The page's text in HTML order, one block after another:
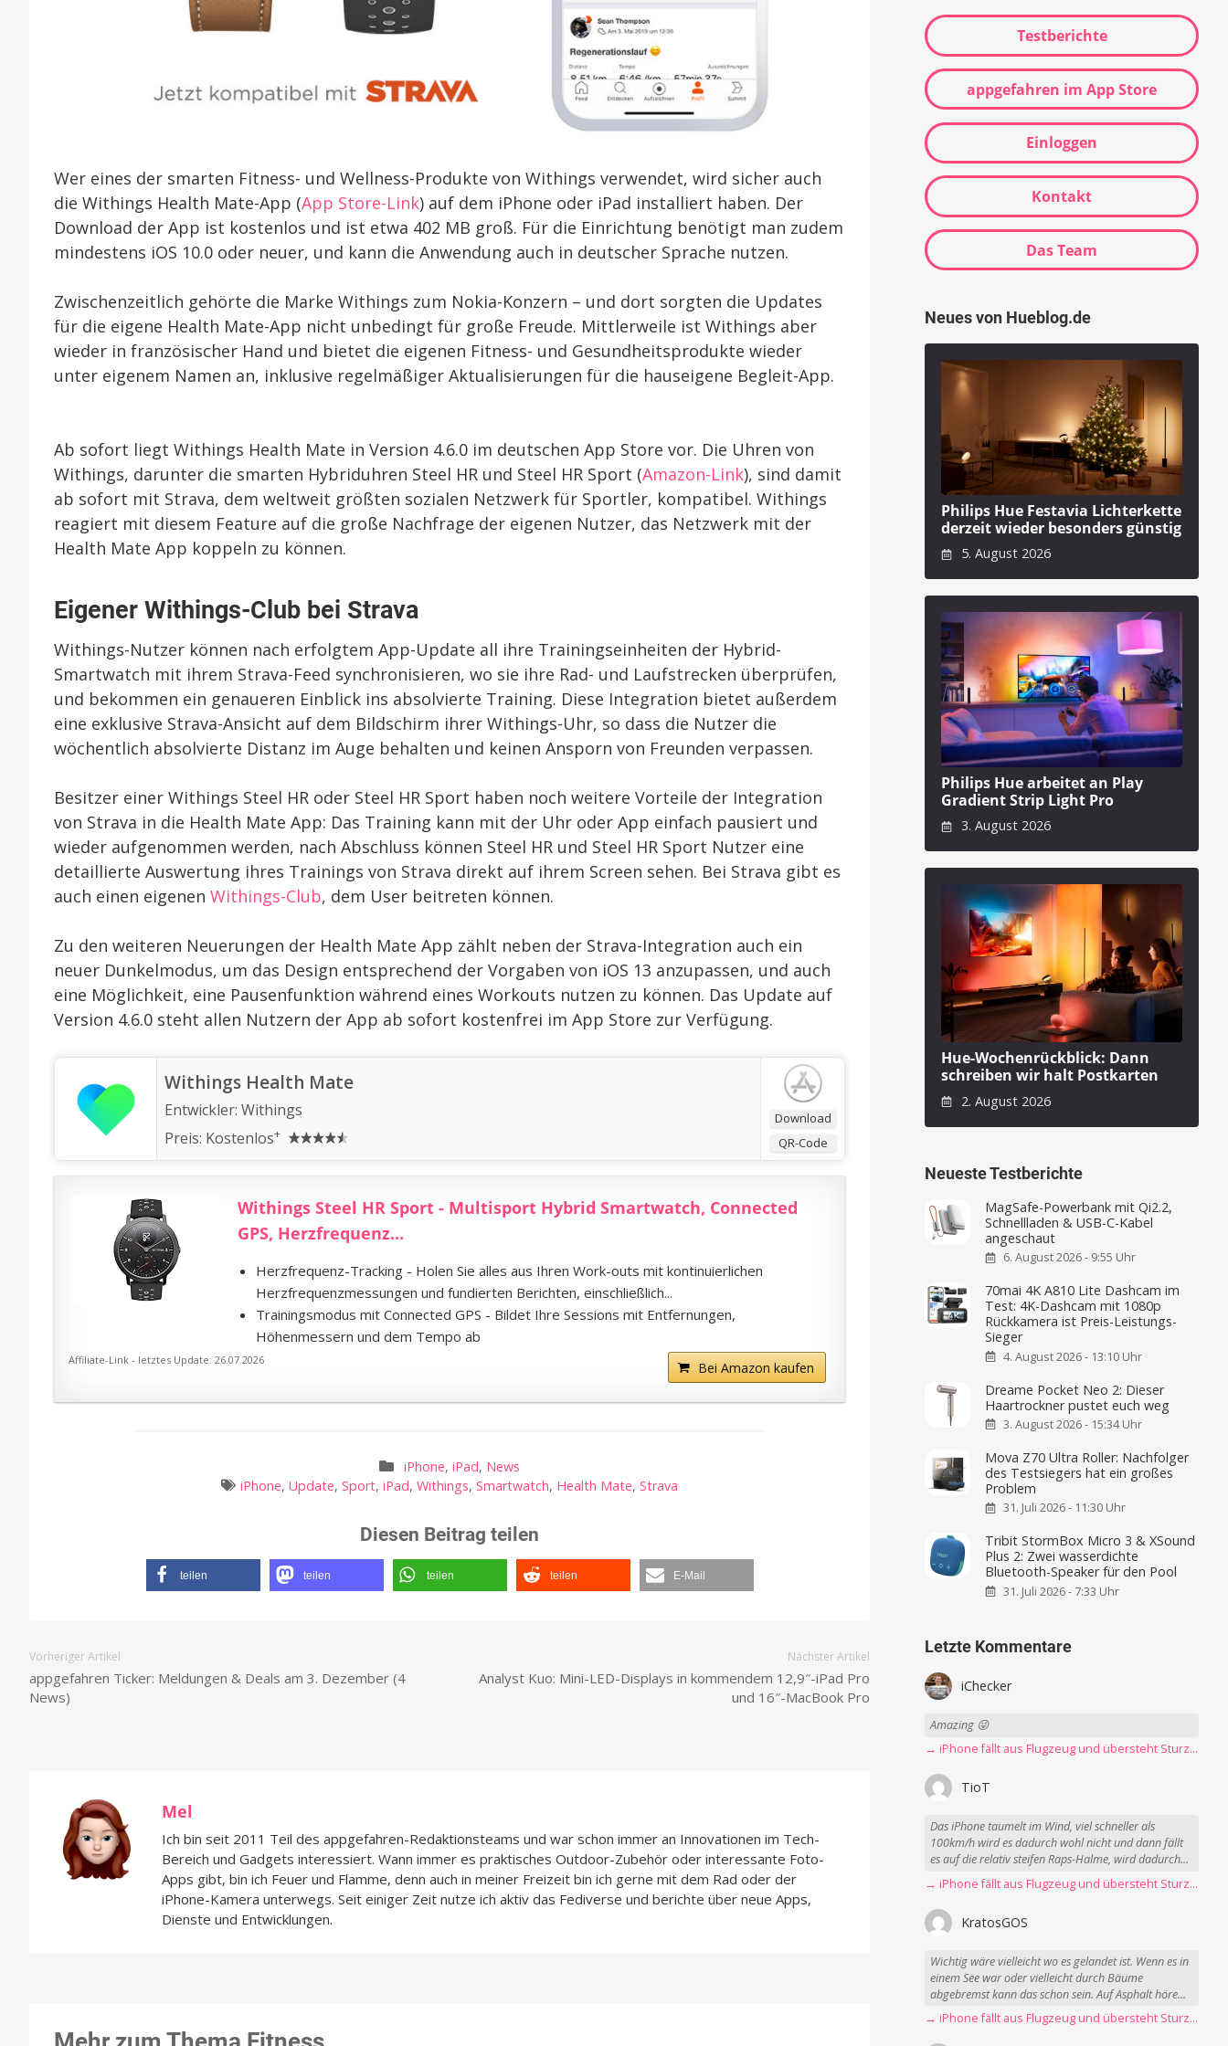
Wer eines der smarten Fitness- und Wellness-Produkte von Withings verwendet, wird sicher auch
die Withings Health Mate-App (App Store-Link) auf dem iPhone oder iPad installiert haben. Der
Download der App ist kostenlos und ist etwa 402 MB groß. Für die Einrichtung benötigt man zudem
mindestens iOS 10.0 oder neuer, und kann die Anwendung auch in deutscher Sprache nutzen.
Zwischenzeitlich gehörte die Marke Withings zum Nokia-Konzern – und dort sorgten die Updates
für die eigene Health Mate-App nicht unbedingt für große Freude. Mittlerweile ist Withings aber
wieder in französischer Hand und bietet die eigenen Fitness- und Gesundheitsprodukte wieder
unter eigenem Namen an, inklusive regelmäßiger Aktualisierungen für die hauseigene Begleit-App.
Ab sofort liegt Withings Health Mate in Version 4.6.0 im deutschen App Store vor. Die Uhren von
Withings, darunter die smarten Hybriduhren Steel HR und Steel HR Sport (Amazon-Link), sind damit
ab sofort mit Strava, dem weltweit größten sozialen Netzwerk für Sportler, kompatibel. Withings
reagiert mit diesem Feature auf die große Nachfrage der eigenen Nutzer, das Netzwerk mit der
Health Mate App koppeln zu können.
Eigener Withings-Club bei Strava
Withings-Nutzer können nach erfolgtem App-Update all ihre Trainingseinheiten der Hybrid-
Smartwatch mit ihrem Strava-Feed synchronisieren, wo sie ihre Rad- und Laufstrecken überprüfen,
und bekommen ein genaueren Einblick ins absolvierte Training. Diese Integration bietet außerdem
eine exklusive Strava-Ansicht auf dem Bildschirm ihrer Withings-Uhr, so dass die Nutzer die
wöchentlich absolvierte Distanz im Auge behalten und keinen Ansporn von Freunden verpassen.
Besitzer einer Withings Steel HR oder Steel HR Sport haben noch weitere Vorteile der Integration
von Strava in die Health Mate App: Das Training kann mit der Uhr oder App einfach pausiert und
wieder aufgenommen werden, nach Abschluss können Steel HR und Steel HR Sport Nutzer eine
detaillierte Auswertung ihres Trainings von Strava direkt auf ihrem Screen sehen. Bei Strava gibt es
auch einen eigenen Withings-Club, dem User beitreten können.
Zu den weiteren Neuerungen der Health Mate App zählt neben der Strava-Integration auch ein
neuer Dunkelmodus, um das Design entsprechend der Vorgaben von iOS 13 anzupassen, und auch
eine Möglichkeit, eine Pausenfunktion während eines Workouts nutzen zu können. Das Update auf
Version 4.6.0 steht allen Nutzern der App ab sofort kostenfrei im App Store zur Verfügung.
Download
QR-Code
‎Withings Health Mate
Entwickler: Withings
Preis: Kostenlos+
Withings Steel HR Sport - Multisport Hybrid Smartwatch, Connected
GPS, Herzfrequenz...
Herzfrequenz-Tracking - Holen Sie alles aus Ihren Work-outs mit kontinuierlichen
Herzfrequenzmessungen und fundierten Berichten, einschließlich...
Trainingsmodus mit Connected GPS - Bildet Ihre Sessions mit Entfernungen,
Höhenmessern und dem Tempo ab
Bei Amazon kaufen
Affiliate-Link - letztes Update: 26.07.2026
iPhone, iPad, News
iPhone,Update,Sport,iPad,Withings,Smartwatch, Health Mate,Strava
Diesen Beitrag teilen
teilen teilen teilen teilen E-Mail
Vorheriger Artikel
appgefahren Ticker: Meldungen & Deals am 3. Dezember (4
News)
Nächster Artikel
Analyst Kuo: Mini-LED-Displays in kommendem 12,9″-iPad Pro
und 16″-MacBook Pro
Mel
Ich bin seit 2011 Teil des appgefahren-Redaktionsteams und war schon immer an Innovationen im Tech-
Bereich und Gadgets interessiert. Wann immer es praktisches Outdoor-Zubehör oder interessante Foto-
Apps gibt, bin ich Feuer und Flamme, denn auch in meiner Freizeit bin ich gerne mit dem Rad oder der
iPhone-Kamera unterwegs. Seit einiger Zeit nutze ich aktiv das Fediverse und berichte über neue Apps,
Dienste und Entwicklungen.
Testberichte
appgefahren im App Store
Einloggen
Kontakt
Das Team
Neues von Hueblog.de
Philips Hue Festavia Lichterkette
derzeit wieder besonders günstig
5. August 2026
Philips Hue arbeitet an Play
Gradient Strip Light Pro
3. August 2026
Hue-Wochenrückblick: Dann
schreiben wir halt Postkarten
2. August 2026
Neueste Testberichte
MagSafe-Powerbank mit Qi2.2,
Schnellladen & USB-C-Kabel
angeschaut
6. August 2026 - 9:55 Uhr
70mai 4K A810 Lite Dashcam im
Test: 4K-Dashcam mit 1080p
Rückkamera ist Preis-Leistungs-
Sieger
4. August 2026 - 13:10 Uhr
Dreame Pocket Neo 2: Dieser
Haartrockner pustet euch weg
3. August 2026 - 15:34 Uhr
Mova Z70 Ultra Roller: Nachfolger
des Testsiegers hat ein großes
Problem
31. Juli 2026 - 11:30 Uhr
Tribit StormBox Micro 3 & XSound
Plus 2: Zwei wasserdichte
Bluetooth-Speaker für den Pool
31. Juli 2026 - 7:33 Uhr
Letzte Kommentare
iChecker
Amazing 😜
→ iPhone fällt aus Flugzeug und übersteht Sturz unbeschadet
TioT
Das iPhone taumelt im Wind, viel schneller als
100km/h wird es dadurch wohl nicht und dann fällt
es auf die relativ steifen Raps-Halme, wird dadurch...
→ iPhone fällt aus Flugzeug und übersteht Sturz unbeschadet
KratosGOS
Wichtig wäre vielleicht wo es gelandet ist. Wenn es in
einem See war oder vielleicht durch Bäume
abgebremst kann das schon sein. Auf Asphalt höre...
→ iPhone fällt aus Flugzeug und übersteht Sturz unbeschadet